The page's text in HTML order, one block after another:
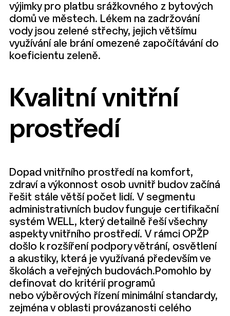
výjimky pro platbu srážkovného z bytových
domů ve městech. Lékem na zadržování
vody jsou zelené střechy, jejich většímu
využívání ale brání omezené započítávání do
koeficientu zeleně.
Kvalitní vnitřní
prostředí
Dopad vnitřního prostředí na komfort,
zdraví a výkonnost osob uvnitř budov začíná
řešit stále větší počet lidí. V segmentu
administrativních budov funguje certifikační
systém WELL, který detailně řeší všechny
aspekty vnitřního prostředí. V rámci OPŽP
došlo k rozšíření podpory větrání, osvětlení
a akustiky, která je využívaná především ve
školách a veřejných budovách.Pomohlo by
definovat do kritérií programů
nebo výběrových řízení minimální standardy,
zejména v oblasti provázanosti celého